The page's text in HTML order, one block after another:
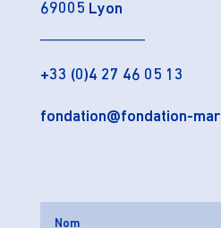
69005 Lyon
+33 (0)4 27 46 05 13
fondation@fondation-